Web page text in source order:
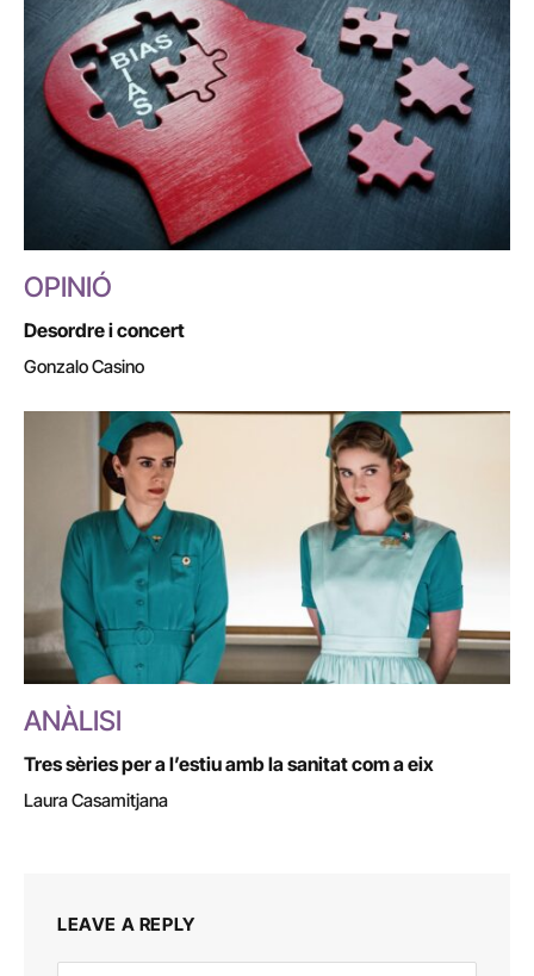
OPINIÓ
Desordre i concert
Gonzalo Casino
ANÀLISI
Tres sèries per a l’estiu amb la sanitat com a eix
Laura Casamitjana
LEAVE A REPLY